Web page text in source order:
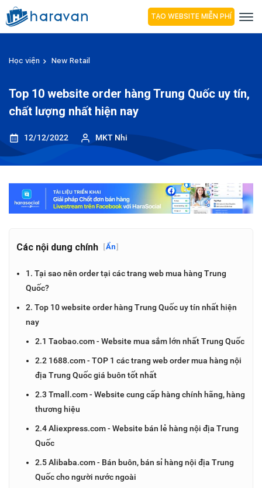
TẠO WEBSITE MIỄN PHÍ
Học viện New Retail
Top 10 website order hàng Trung Quốc uy tín,
chất lượng nhất hiện nay
12/12/2022 MKT Nhi
Các nội dung chính [Ẩn]
1. Tại sao nên order tại các trang web mua hàng Trung
Quốc?
2. Top 10 website order hàng Trung Quốc uy tín nhất hiện
nay
2.1 Taobao.com - Website mua sắm lớn nhất Trung Quốc
2.2 1688.com - TOP 1 các trang web order mua hàng nội
địa Trung Quốc giá buôn tốt nhất
2.3 Tmall.com - Website cung cấp hàng chính hãng, hàng
thương hiệu
2.4 Aliexpress.com - Website bán lẻ hàng nội địa Trung
Quốc
2.5 Alibaba.com - Bán buôn, bán sỉ hàng nội địa Trung
Quốc cho người nước ngoài